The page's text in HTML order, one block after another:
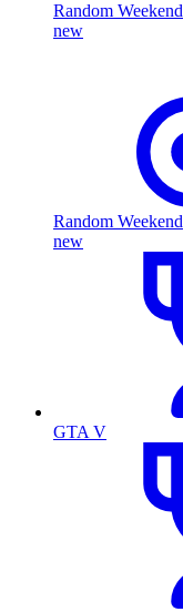
Random Weekend
new
Random Weekend
new
GTA V